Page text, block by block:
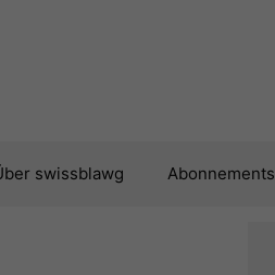
swissblawg Abonnements